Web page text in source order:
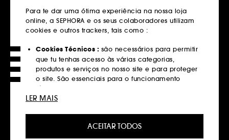
tonalidade personalizada e natural — para
destacar ainda mais o teu olhar!
MARCA AGORA
Para te dar uma ótima experiência na nossa loja
online, a SEPHORA e os seus colaboradores utilizam
cookies e outros trackers, tais como :
Cookies Técnicos : são necessários para permitir
que tu tenhas acesso às várias categorias,
produtos e serviços no nosso site e para proteger
o site. São essenciais para o funcionamento
técnico do site e não podem ser desativados.
personalizada, recomendando produtos, serviços
ACEITAR TODOS
LER MAIS